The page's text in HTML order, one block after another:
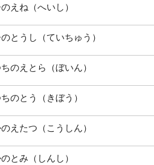
えね（へいし）
とうし（ていちゅう）
のえとら（ぼいん）
のとう（きぼう）
えたつ（こうしん）
とみ（しんし）